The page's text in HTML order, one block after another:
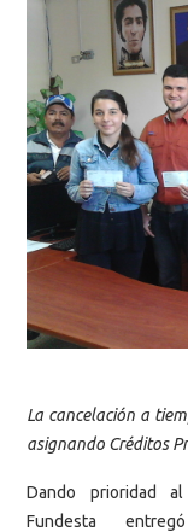
La cancelación a
asignando Créditos
Dando prioridad
Fundesta